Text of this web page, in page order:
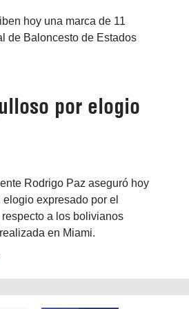
hoy una marca de 11
de Baloncesto de Estados
por elogio
Rodrigo Paz aseguró hoy
expresado por el
a los bolivianos
en Miami.